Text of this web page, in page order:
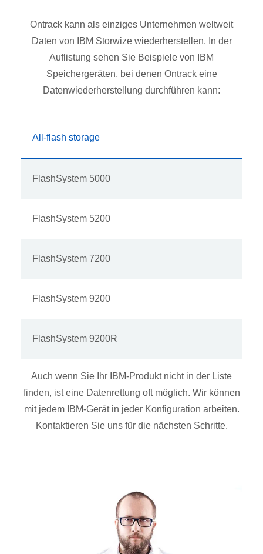
Ontrack kann als einziges Unternehmen weltweit
Daten von IBM Storwize wiederherstellen. In der
Auflistung sehen Sie Beispiele von IBM
Speichergeräten, bei denen Ontrack eine
Datenwiederherstellung durchführen kann:
All-flash storage
FlashSystem 5000
FlashSystem 5200
FlashSystem 7200
FlashSystem 9200
FlashSystem 9200R
Auch wenn Sie Ihr IBM-Produkt nicht in der Liste
finden, ist eine Datenrettung oft möglich. Wir können
mit jedem IBM-Gerät in jeder Konfiguration arbeiten.
Kontaktieren Sie uns für die nächsten Schritte.